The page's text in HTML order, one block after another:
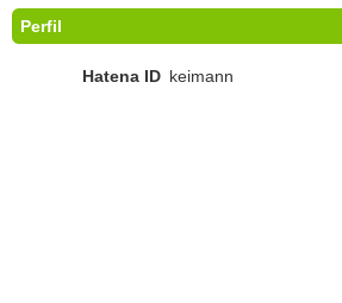
Perfil
Hatena ID keimann